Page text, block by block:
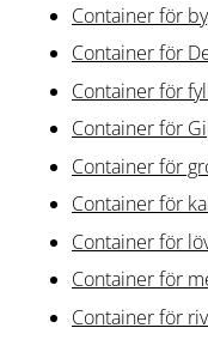
Container för
Container för
Container för
Container för
Container för
Container för
Container för
Container för
Container för